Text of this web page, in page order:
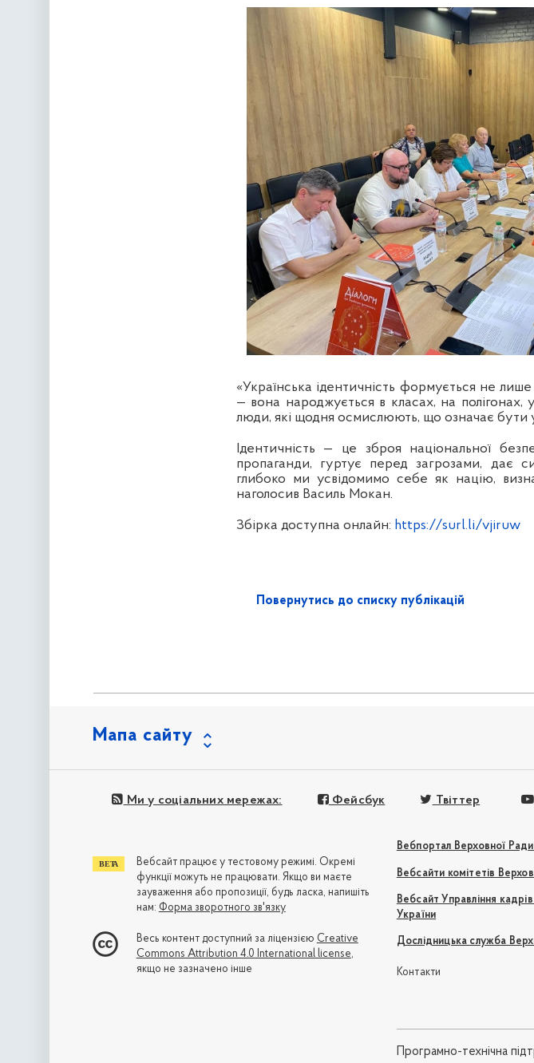
«Українська ідентичність формується не лише
— вона народжується в класах, на полігонах,
люди, які щодня осмислюють, що означає бути
Ідентичність — це зброя національної
пропаганди, гуртує перед загрозами, дає
глибоко ми усвідомимо себе як націю,
наголосив Василь Мокан.
Збірка доступна онлайн: https://surl.li/vjiruw
Повернутись до списку публікацій
Мапа сайту
Ми у соціальних мережах: Фейсбук Твіттер
Вебпортал Верховної
Вебсайти комітетів
Вебсайт Управління
України
Дослідницька служба
Контакти
Програмно-технічна
Вебсайт працює у тестовому режимі. Окремі
функції можуть не працювати. Якщо ви маєте
зауваження або пропозиції, будь ласка, напишіть
нам: Форма зворотного зв'язку
Весь контент доступний за ліцензією Creative
Commons Attribution 4.0 International license,
якщо не зазначено інше